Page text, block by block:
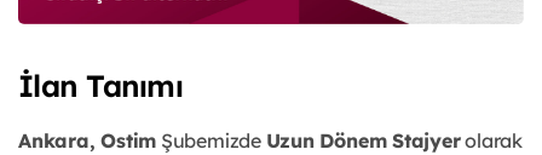
İlan Tanımı
Ankara, Ostim Şubemizde Uzun Dönem Stajyerolarak